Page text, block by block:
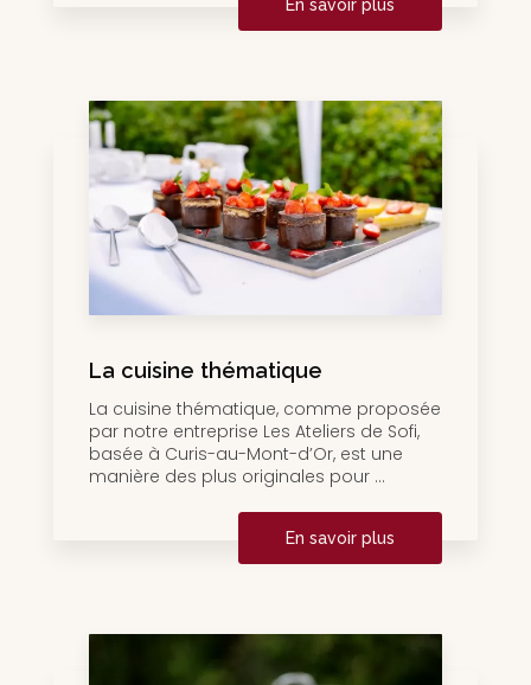
En savoir plus
La cuisine thématique
La cuisine thématique, comme proposée
par notre entreprise Les Ateliers de Sofi,
basée à Curis-au-Mont-d’Or, est une
manière des plus originales pour ...
En savoir plus